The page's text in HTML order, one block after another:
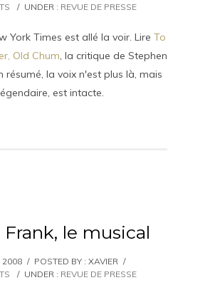
/ UNDER : REVUE DE PRESSE
York Times est allé la voir. Lire To
Old Chum, la critique de Stephen
résumé, la voix n'est plus là, mais
est intacte.
le musical
2008 / POSTED BY : XAVIER /
/ UNDER : REVUE DE PRESSE